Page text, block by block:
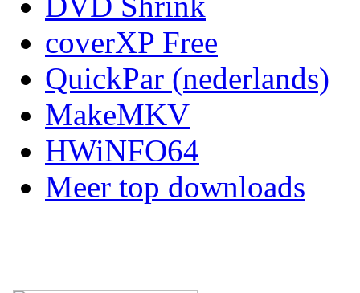
coverXP Free
QuickPar (nederlands)
MakeMKV
HWiNFO64
Meer top downloads